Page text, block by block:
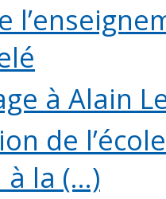
à Alain
de
la (...)